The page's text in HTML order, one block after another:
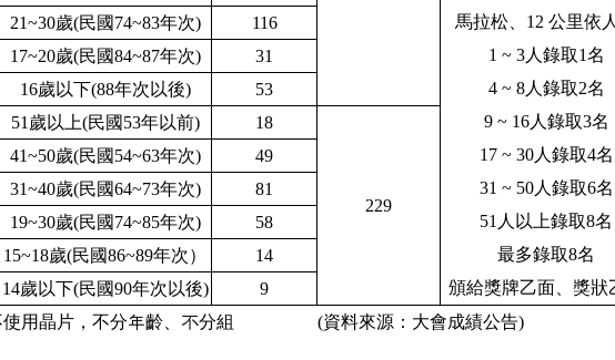
21~30歲(民國74~83年次) 116
馬拉松、12 公里依
17~20歲(民國84~87年次) 31 1 ~ 3人錄取1名
16歲以下(88年次以後) 53
4 ~ 8人錄取2名
51歲以上(民國53年以前) 18
229
9 ~ 16人錄取3名
41~50歲(民國54~63年次) 49
17 ~ 30人錄取4名
31~40歲(民國64~73年次) 81 31 ~ 50人錄取6名
19~30歲(民國74~85年次) 58 51人以上錄取8名
15~18歲(民國86~89年次） 14
最多錄取8名
14歲以下(民國90年次以後) 9
頒給獎牌乙面、獎狀
用晶片，不分年齡、不分組 (資料來源：大會成績公告)